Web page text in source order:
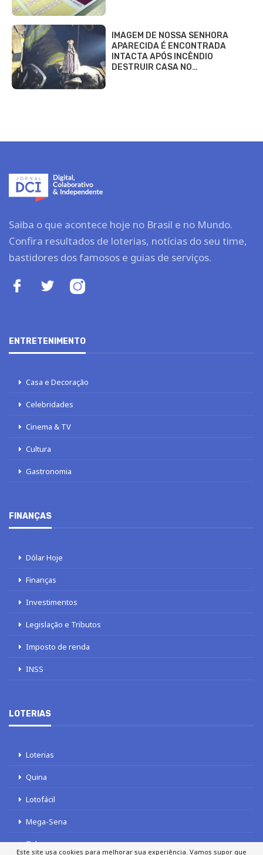
IMAGEM DE NOSSA SENHORA
APARECIDA É ENCONTRADA
INTACTA APÓS INCÊNDIO
DESTRUIR CASA NO…
Saiba o que acontece hoje no Brasil e no Mundo.
Confira resultados de loterias, notícias do seu time,
bastidores dos famosos e guias de serviços.
ENTRETENIMENTO
Casa e Decoração
Celebridades
Cinema & TV
Cultura
Gastronomia
FINANÇAS
Dólar Hoje
Finanças
Investimentos
Legislação e Tributos
Imposto de renda
INSS
LOTERIAS
Loterias
Quina
Lotofácil
Mega-Sena
Tele sena
Este site usa cookies para melhorar sua experiência. Vamos supor que